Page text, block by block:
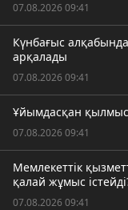
07.08.2026 09:41
Күнбағыс
арқалады
07.08.2026 09:41
Ұйымдасқан
07.08.2026 09:41
Мемлекеттік
қалай жұмыс
07.08.2026 09:41